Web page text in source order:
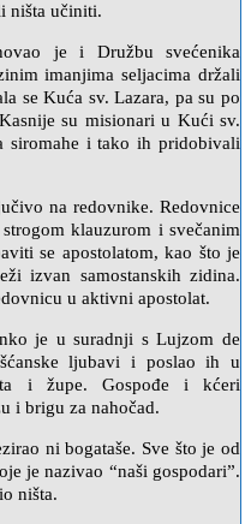
ništa učiniti.
je i Družbu svećenika
imanjima seljacima držali
se Kuća sv. Lazara, pa su po
su misionari u Kući sv.
siromahe i tako ih pridobivali
na redovnike. Redovnice
klauzurom i svečanim
se apostolatom, kao što je
izvan samostanskih zidina.
u aktivni apostolat.
je u suradnji s Lujzom de
ljubavi i poslao ih u
i župe. Gospođe i kćeri
i brigu za nahočad.
ni bogataše. Sve što je od
je nazivao “naši gospodari”.
ništa.